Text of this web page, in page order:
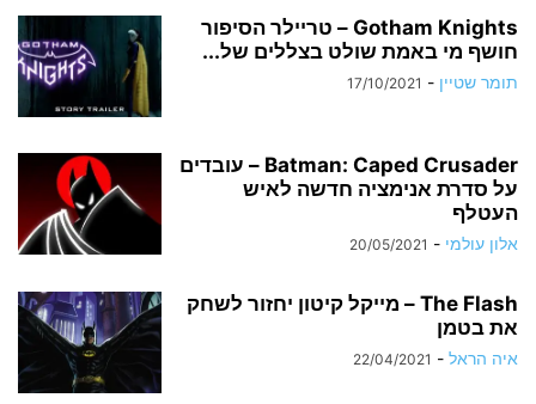
Gotham Knights – טריילר הסיפור
חושף מי באמת שולט בצללים של...
תומר שטיין -
17/10/2021
Batman: Caped Crusader – עובדים
על סדרת אנימציה חדשה לאיש
העטלף
אלון עולמי -
20/05/2021
The Flash – מייקל קיטון יחזור לשחק
את בטמן
איה הראל -
22/04/2021